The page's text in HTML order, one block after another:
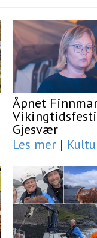
Åpnet
Gjesvær
Les mer |